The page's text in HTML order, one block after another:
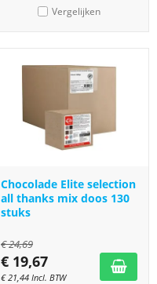
Vergelijken
Chocolade Elite selection
all thanks mix doos 130
stuks
€24,69
€ 19,67
€21,44 Incl. BTW